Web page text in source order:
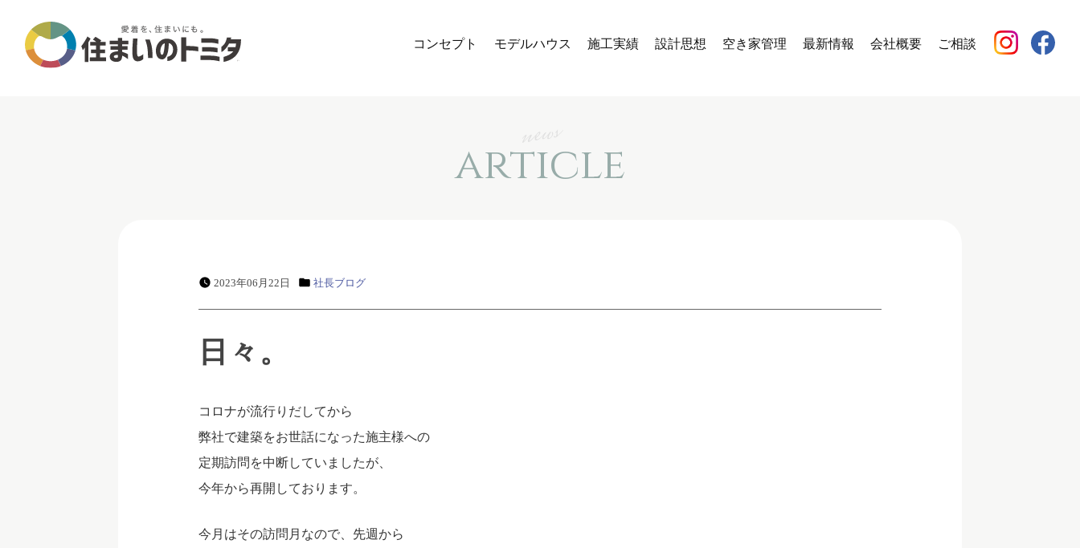
コンセプト モデルハウス 施工実績 設計思想 空き家管理 最新情報 会社概要 ご相談
article
2023年06月22日 社長ブログ
日々。
コロナが流行りだしてから
弊社で建築をお世話になった施主様への
定期訪問を中断していましたが、
今年から再開しております。
今月はその訪問月なので、先週から